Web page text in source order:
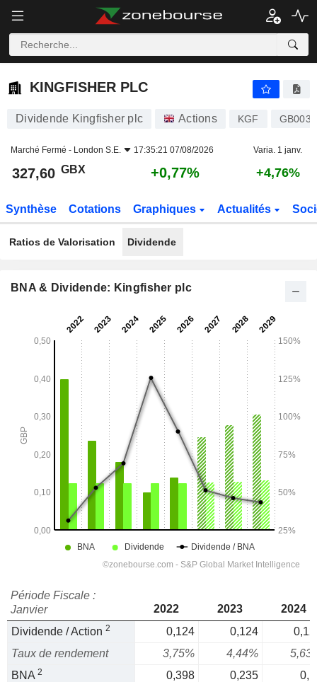
KINGFISHER PLC
KINGFISHER PLC
Dividende Kingfisher plc Actions KGF
Marché Fermé - London S.E. 17:35:21 07/08/2026 Varia. 1 janv.
327,60 GBX +0,77% +4,76%
Synthèse Cotations Graphiques Actualités
Ratios de Valorisation Dividende
BNA & Dividende: Kingfisher plc
Période Fiscale :
Janvier
2022 2023
2024
Dividende / Action 2 0,124 0,124
Taux de rendement
3,75% 4,44%
BNA 2 0,398 0,235